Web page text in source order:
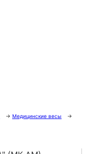
→ Медицинские весы
→